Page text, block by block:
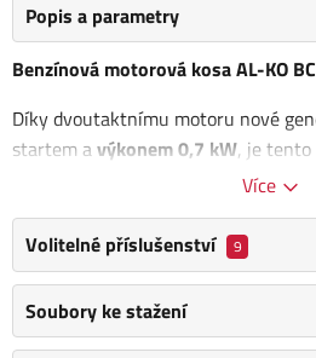
Popis a parametry
Benzínová motorová kosa AL-KO
Díky dvoutaktnímu motoru nové
startem avýkonem 0,7 kW, je
pomocníkem, který skvěle poslouží
hmotnost přístroje.
Žací hlava se šířkou záběru 41 cm,
Loops měkkým polstrováním a
činí z této motorové kosy
Více
Volitelné příslušenství 9
Soubory ke stažení